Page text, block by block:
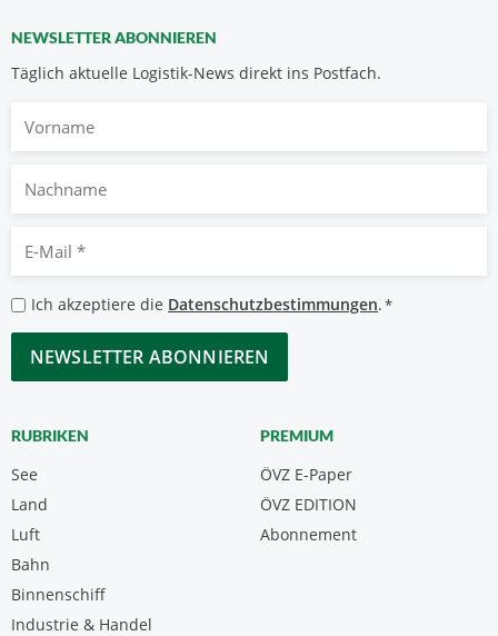
NEWSLETTER ABONNIEREN
Täglich aktuelle Logistik-News direkt ins Postfach.
Nachname
Mail
*
Datenschutzbestimmungen
*
Ich akzeptiere die Datenschutzbestimmungen.*
CAPTCHA
RUBRIKEN
See
Land
Luft
Bahn
Binnenschiff
Industrie & Handel
PREMIUM
ÖVZ E-Paper
Abonnement
ÖVZ EDITION